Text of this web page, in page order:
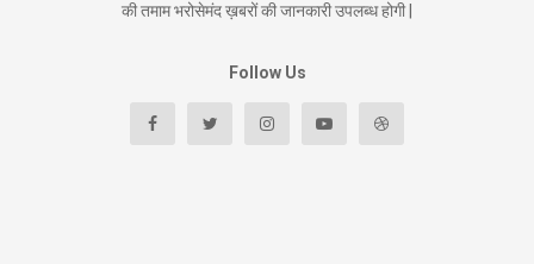
की तमाम भरोसेमंद ख़बरों की जानकारी उपलब्ध होगी |
Follow Us